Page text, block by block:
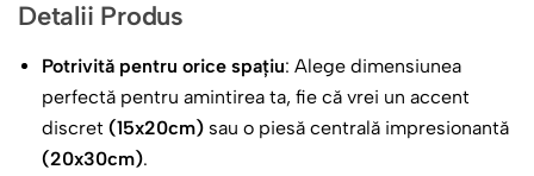
Este cadoul ideal de final de an, un mod de a lăsa o
amintire veselă și personalizată.
Detalii Produs
Potrivită pentru orice spațiu: Alege dimensiunea
perfectă pentru amintirea ta, fie că vrei un accent
discret (15x20cm) sau o piesă centrală impresionantă
(20x30cm).